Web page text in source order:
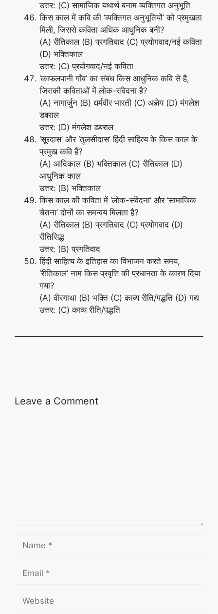
उत्तर: (C) सामाजिक यथार्थ बनाम व्यक्तिगत अनुभूति
किस काल में कवि की ‘व्यक्तिगत अनुभूतियों’ को प्रमुखता
मिली, जिससे कविता अधिक आधुनिक बनी?
(A) रीतिकाल (B) प्रगतिवाद (C) प्रयोगवाद/नई कविता
(D) भक्तिकाल
उत्तर: (C) प्रयोगवाद/नई कविता
‘काफलपानी गाँव’ का संबंध किस आधुनिक कवि से है,
जिसकी कविताओं में लोक-संवेदना है?
(A) नागार्जुन (B) धर्मवीर भारती (C) अज्ञेय (D) मंगलेश
डबराल
उत्तर: (D) मंगलेश डबराल
‘सूरदास’ और ‘तुलसीदास’ हिंदी साहित्य के किस काल के
प्रमुख कवि हैं?
(A) आदिकाल (B) भक्तिकाल (C) रीतिकाल (D)
आधुनिक काल
उत्तर: (B) भक्तिकाल
किस काल की कविता में ‘लोक-संवेदना’ और ‘सामाजिक
चेतना’ दोनों का समन्वय मिलता है?
(A) रीतिकाल (B) प्रगतिवाद (C) प्रयोगवाद (D)
रीतिसिद्ध
उत्तर: (B) प्रगतिवाद
हिंदी साहित्य के इतिहास का विभाजन करते समय,
‘रीतिकाल’ नाम किस प्रवृत्ति की प्रधानता के कारण दिया
गया?
(A) वीरगाथा (B) भक्ति (C) काव्य रीति/पद्धति (D) गद्य
उत्तर: (C) काव्य रीति/पद्धति
Leave a Comment
Name
Email
Website